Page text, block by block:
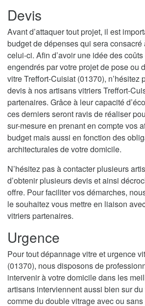
Devis
Avant d’attaquer tout projet, il est
budget de dépenses qui sera
celui-ci. Afin d’avoir une idée des
engendrés par votre projet de pose ou
vitre Treffort-Cuisiat (01370), n’hésitez
devis à nos artisans vitriers Treffort-
partenaires. Grâce à leur capacité
ces derniers seront ravis de réaliser
sur-mesure en prenant en compte vos
budget mais aussi en fonction des
architecturales de votre domicile.
N’hésitez pas à contacter plusieurs
d’obtenir plusieurs devis et ainsi
offre. Pour faciliter vos démarches,
le souhaitez vous mettre en liaison
vitriers partenaires.
Urgence
Pour tout dépannage vitre et urgence
(01370), nous disposons de
intervenir à votre domicile dans les
artisans interviennent aussi bien sur
comme du double vitrage avec ou